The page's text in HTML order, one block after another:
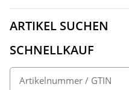
ARTIKEL SUCHEN
SCHNELLKAUF